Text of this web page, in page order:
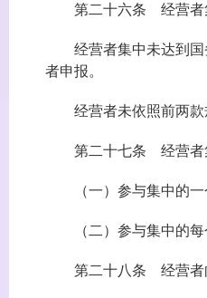
第二十六条 经营者集
经营者集中未达到国务
者申报。
经营者未依照前两款
第二十七条 经营者集
（一）参与集中的一
（二）参与集中的每
第二十八条 经营者向